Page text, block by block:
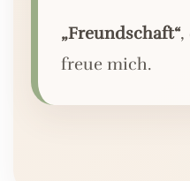
„Freundschaft“,
freue mich.